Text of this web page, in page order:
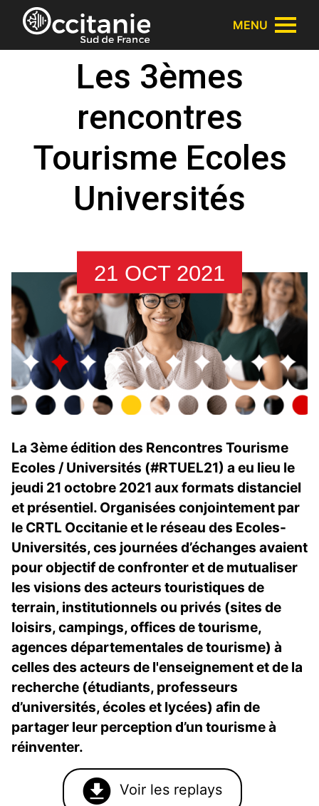
Panneau de gestion des cookies
MENU
Les 3èmes
rencontres
Tourisme Ecoles
Universités
21 OCT 2021
La 3ème édition des Rencontres Tourisme
Ecoles / Universités (#RTUEL21) a eu lieu le
jeudi 21 octobre 2021 aux formats distanciel
et présentiel. Organisées conjointement par
le CRTL Occitanie et le réseau des Ecoles-
Universités, ces journées d’échanges avaient
pour objectif de confronter et de mutualiser
les visions des acteurs touristiques de
terrain, institutionnels ou privés (sites de
loisirs, campings, offices de tourisme,
agences départementales de tourisme) à
celles des acteurs de l'enseignement et de la
recherche (étudiants, professeurs
d’universités, écoles et lycées) afin de
partager leur perception d’un tourisme à
réinventer.
Voir les replays